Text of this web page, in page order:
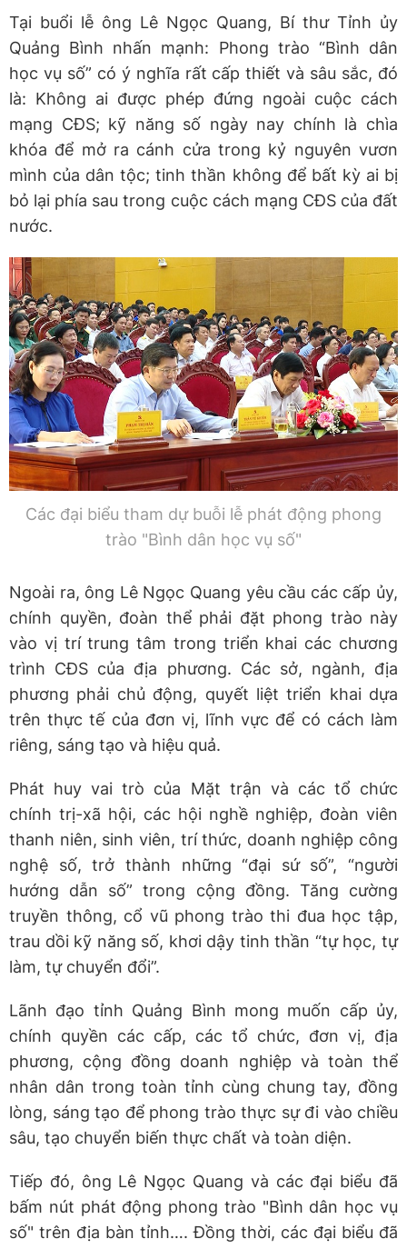
Tại buổi lễ ông Lê Ngọc Quang, Bí thư Tỉnh ủy
Quảng Bình nhấn mạnh: Phong trào “Bình dân
học vụ số” có ý nghĩa rất cấp thiết và sâu sắc, đó
là: Không ai được phép đứng ngoài cuộc cách
mạng CĐS; kỹ năng số ngày nay chính là chìa
khóa để mở ra cánh cửa trong kỷ nguyên vươn
mình của dân tộc; tinh thần không để bất kỳ ai bị
bỏ lại phía sau trong cuộc cách mạng CĐS của đất
nước.
Các đại biểu tham dự buỗi lễ phát động phong
trào "Bình dân học vụ số"
Ngoài ra, ông Lê Ngọc Quang yêu cầu các cấp ủy,
chính quyền, đoàn thể phải đặt phong trào này
vào vị trí trung tâm trong triển khai các chương
trình CĐS của địa phương. Các sở, ngành, địa
phương phải chủ động, quyết liệt triển khai dựa
trên thực tế của đơn vị, lĩnh vực để có cách làm
riêng, sáng tạo và hiệu quả.
Phát huy vai trò của Mặt trận và các tổ chức
chính trị-xã hội, các hội nghề nghiệp, đoàn viên
thanh niên, sinh viên, trí thức, doanh nghiệp công
nghệ số, trở thành những “đại sứ số”, “người
hướng dẫn số” trong cộng đồng. Tăng cường
truyền thông, cổ vũ phong trào thi đua học tập,
trau dồi kỹ năng số, khơi dậy tinh thần “tự học, tự
làm, tự chuyển đổi”.
Lãnh đạo tỉnh Quảng Bình mong muốn cấp ủy,
chính quyền các cấp, các tổ chức, đơn vị, địa
phương, cộng đồng doanh nghiệp và toàn thể
nhân dân trong toàn tỉnh cùng chung tay, đồng
lòng, sáng tạo để phong trào thực sự đi vào chiều
sâu, tạo chuyển biến thực chất và toàn diện.
Tiếp đó, ông Lê Ngọc Quang và các đại biểu đã
bấm nút phát động phong trào "Bình dân học vụ
số" trên địa bàn tỉnh…. Đồng thời, các đại biểu đã